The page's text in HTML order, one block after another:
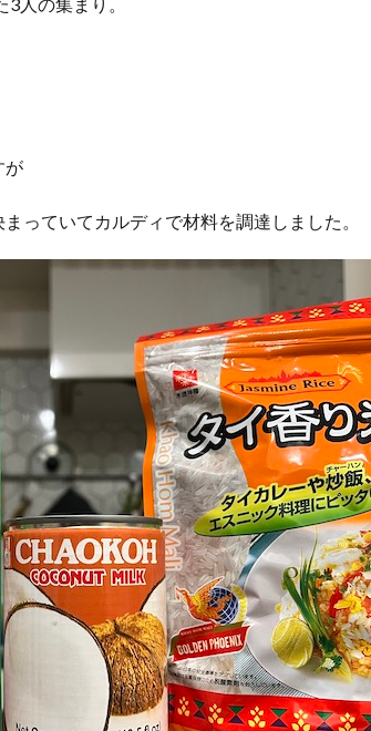
が
っていて カルディで材料を調達しま した。